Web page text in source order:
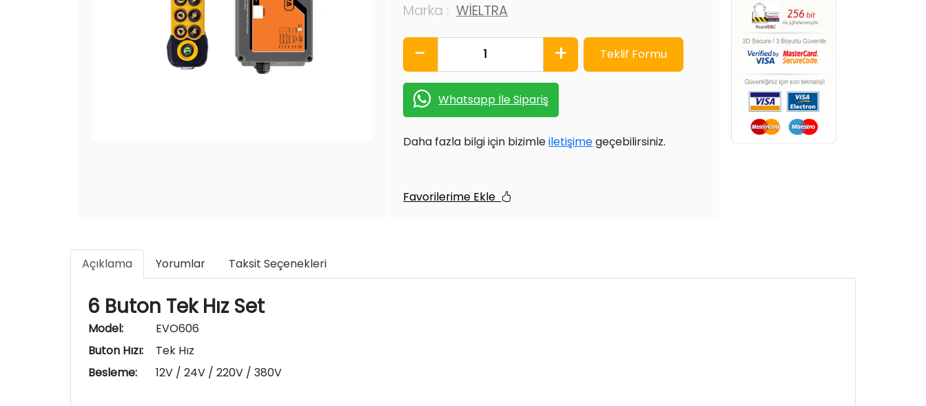
Marka :WİELTRA
- +
Whatsapp İle Sipariş
Daha fazla bilgi için bizimleiletişimegeçebilirsiniz.
Favorilerime Ekle
Açıklama Yorumlar Taksit Seçenekleri
6 Buton Tek Hız Set
Model:
EVO606
Buton Hızı:
Tek Hız
Besleme:
12V / 24V / 220V / 380V